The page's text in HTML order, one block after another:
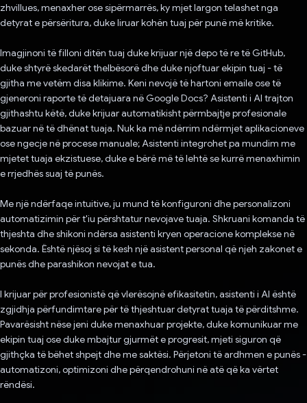
zhvillues, menaxher ose sipërmarrës, ky mjet largon telashet nga
detyrat e përsëritura, duke liruar kohën tuaj për punë më kritike.
Imagjinoni të filloni ditën tuaj duke krijuar një depo të re të GitHub,
duke shtyrë skedarët thelbësorë dhe duke njoftuar ekipin tuaj - të
gjitha me vetëm disa klikime. Keni nevojë të hartoni emaile ose të
gjeneroni raporte të detajuara në Google Docs? Asistenti i AI trajton
gjithashtu këtë, duke krijuar automatikisht përmbajtje profesionale
bazuar në të dhënat tuaja. Nuk ka më ndërrim ndërmjet aplikacioneve
ose ngecje në procese manuale; Asistenti integrohet pa mundim me
mjetet tuaja ekzistuese, duke e bërë më të lehtë se kurrë menaxhimin
e rrjedhës suaj të punës.
Me një ndërfaqe intuitive, ju mund të konfiguroni dhe personalizoni
automatizimin për t'iu përshtatur nevojave tuaja. Shkruani komanda të
thjeshta dhe shikoni ndërsa asistenti kryen operacione komplekse në
sekonda. Është njësoj si të kesh një asistent personal që njeh zakonet e
punës dhe parashikon nevojat e tua.
I krijuar për profesionistë që vlerësojnë efikasitetin, asistenti i AI është
zgjidhja përfundimtare për të thjeshtuar detyrat tuaja të përditshme.
Pavarësisht nëse jeni duke menaxhuar projekte, duke komunikuar me
ekipin tuaj ose duke mbajtur gjurmët e progresit, mjeti siguron që
gjithçka të bëhet shpejt dhe me saktësi. Përjetoni të ardhmen e punës -
automatizoni, optimizoni dhe përqendrohuni në atë që ka vërtet
rëndësi.